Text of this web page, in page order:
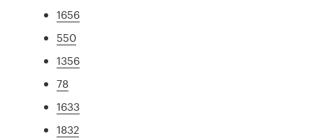
1656
550
1356
78
1633
1832